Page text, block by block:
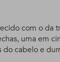
com o da
uma em
do cabelo e